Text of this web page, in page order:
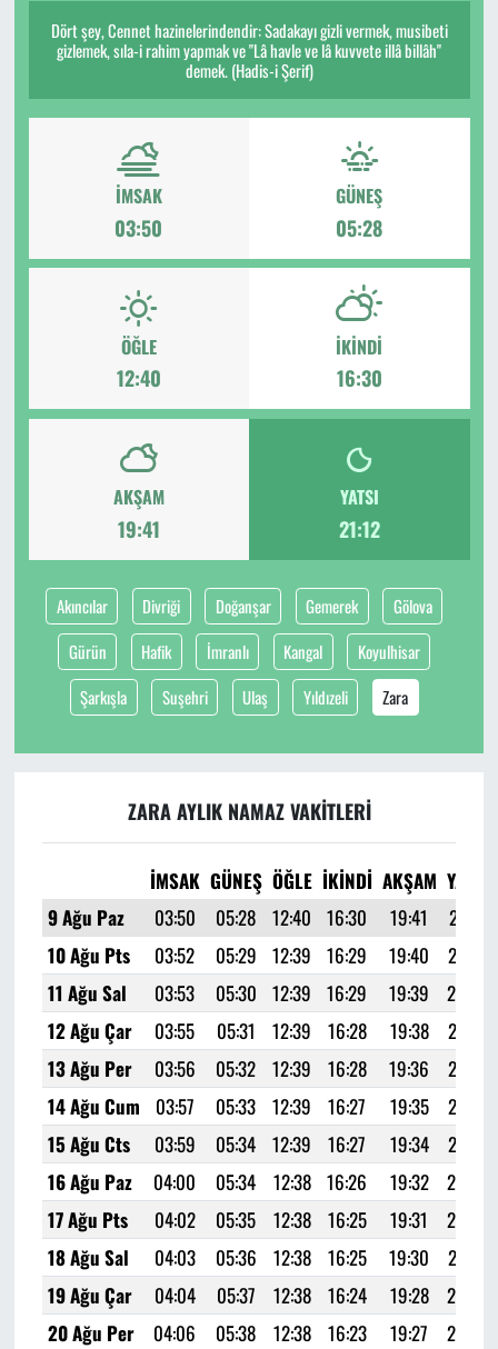
Dört şey, Cennet hazinelerindendir: Sadakayı gizli vermek, musibeti
gizlemek, sıla-i rahim yapmak ve "Lâ havle ve lâ kuvvete illâ billâh"
demek. (Hadis-i Şerif)
İMSAK
03:50
GÜNEŞ
05:28
ÖĞLE
12:40
İKINDI
16:30
AKŞAM
19:41
YATSI
21:12
Akıncılar Divriği Doğanşar Gemerek
Gölova
Gürün
Hafik İmranlı Kangal
Koyulhisar
Şarkışla
Suşehri Ulaş Yıldızeli Zara
ZARA AYLIK NAMAZ VAKITLERI
İMSAK GÜNEŞ ÖĞLE İKINDI AKŞAM YATSI
9 Ağu Paz
03:50 05:28 12:40 16:30 19:41
21:12
10 Ağu Pts
03:52 05:29 12:39 16:29 19:40
21:10
11 Ağu Sal
03:53 05:30 12:39 16:29 19:39
21:09
12 Ağu Çar
03:55 05:31 12:39 16:28 19:38
21:07
13 Ağu Per
03:56 05:32 12:39 16:28 19:36
21:05
14 Ağu Cum
03:57 05:33 12:39 16:27 19:35
21:04
15 Ağu Cts
03:59 05:34 12:39 16:27 19:34
21:02
16 Ağu Paz
04:00 05:34 12:38 16:26 19:32
21:00
17 Ağu Pts
04:02 05:35 12:38 16:25 19:31
20:58
18 Ağu Sal
04:03 05:36 12:38 16:25 19:30
20:57
19 Ağu Çar
04:04 05:37 12:38 16:24 19:28
20:55
20 Ağu Per
04:06 05:38 12:38 16:23 19:27
20:53